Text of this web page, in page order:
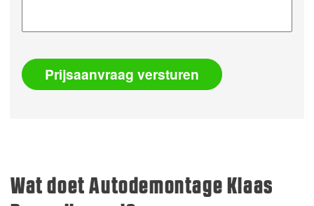
Prijsaanvraag versturen
Wat doet Autodemontage Klaas